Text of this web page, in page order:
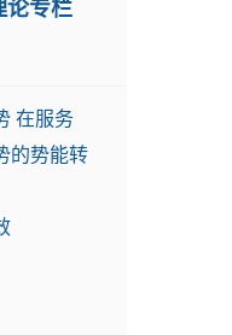
论专栏
在服务
的势能转